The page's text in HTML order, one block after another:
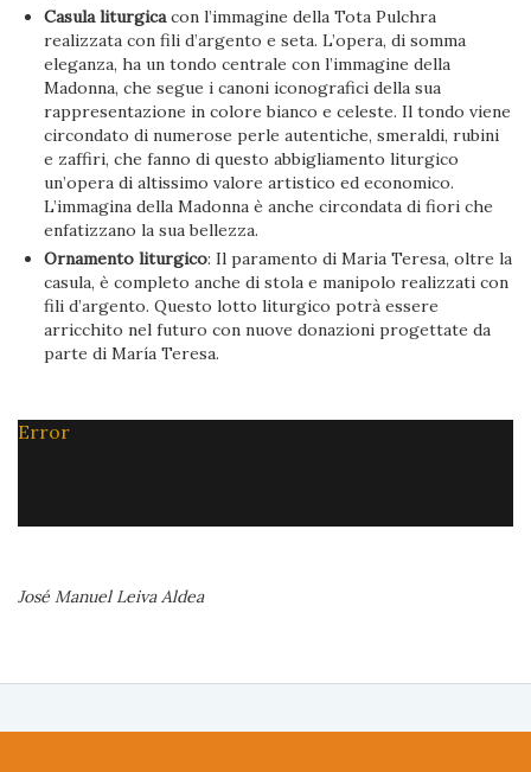
Casula liturgicacon l’immagine della Tota Pulchra
realizzata con fili d’argento e seta. L’opera, di somma
eleganza, ha un tondo centrale con l’immagine della
Madonna, che segue i canoni iconografici della sua
rappresentazione in colore bianco e celeste. Il tondo viene
circondato di numerose perle autentiche, smeraldi, rubini
e zaffiri, che fanno di questo abbigliamento liturgico
un’opera di altissimo valore artistico ed economico.
L’immagina della Madonna è anche circondata di fiori che
enfatizzano la sua bellezza.
Ornamento liturgico: Il paramento di Maria Teresa, oltre la
casula, è completo anche di stola e manipolo realizzati con
fili d’argento. Questo lotto liturgico potrà essere
arricchito nel futuro con nuove donazioni progettate da
parte di María Teresa.
Error
José Manuel Leiva Aldea